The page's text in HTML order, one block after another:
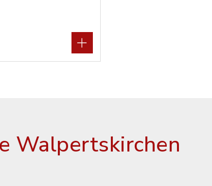
Walpertskirchen